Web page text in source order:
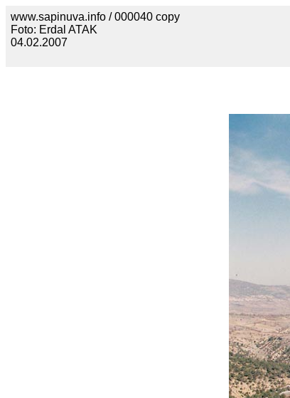
www.sapinuva.info / 000040 copy
Foto: Erdal ATAK
04.02.2007